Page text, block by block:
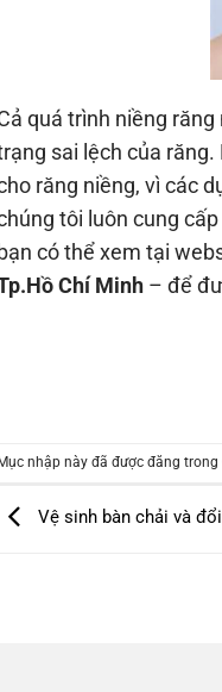
quá trình niềng
sai lệch của
răng niềng, vì các
tôi luôn cung
có thể xem tại
Chí Minh – để
nhập này đã được đăng trong
Vệ sinh bàn chải và